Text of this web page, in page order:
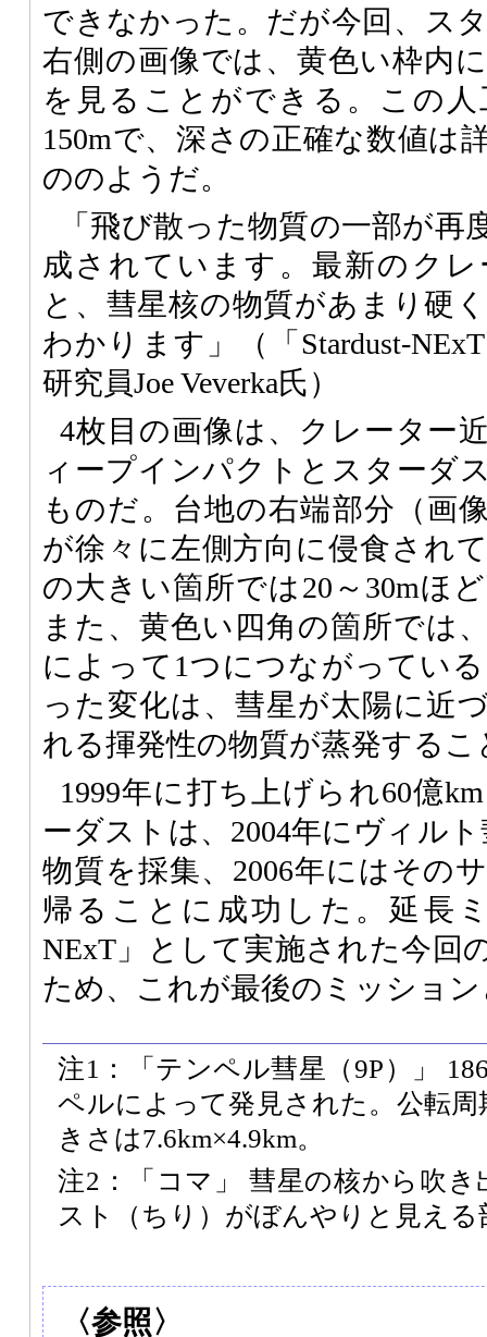
できなかった。だが今回、ス
右側の画像では、黄色い枠内
を見ることができる。この
150mで、深さの正確な数値は
ののようだ。
「飛び散った物質の一部が再
成されています。最新のク
と、彗星核の物質があまり硬
わかります」（「Stardust-
研究員Joe Veverka氏）
4枚目の画像は、クレーター
ィープインパクトとスターダ
ものだ。台地の右端部分（画
が徐々に左側方向に侵食され
の大きい箇所では20～30mほ
また、黄色い四角の箇所では
によって1つにつながってい
った変化は、彗星が太陽に近
れる揮発性の物質が蒸発する
1999年に打ち上げられ60億
ーダストは、2004年にヴィル
物質を採集、2006年にはその
帰ることに成功した。延長
NExT」として実施された今回
ため、これが最後のミッショ
注1：「テンペル彗星（9P）」
ペルによって発見された。公転周
きさは7.6km×4.9km。
注2：「コマ」 彗星の核から吹
スト（ちり）がぼんやりと見える
〈参照〉